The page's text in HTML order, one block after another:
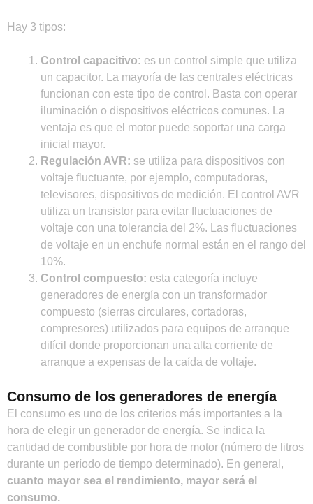
Hay 3 tipos:
Control capacitivo: es un control simple que utiliza
un capacitor. La mayoría de las centrales eléctricas
funcionan con este tipo de control. Basta con operar
iluminación o dispositivos eléctricos comunes. La
ventaja es que el motor puede soportar una carga
inicial mayor.
Regulación AVR: se utiliza para dispositivos con
voltaje fluctuante, por ejemplo, computadoras,
televisores, dispositivos de medición. El control AVR
utiliza un transistor para evitar fluctuaciones de
voltaje con una tolerancia del 2%. Las fluctuaciones
de voltaje en un enchufe normal están en el rango del
10%.
Control compuesto: esta categoría incluye
generadores de energía con un transformador
compuesto (sierras circulares, cortadoras,
compresores) utilizados para equipos de arranque
difícil donde proporcionan una alta corriente de
arranque a expensas de la caída de voltaje.
Consumo de los generadores de energía
El consumo es uno de los criterios más importantes a la
hora de elegir un generador de energía. Se indica la
cantidad de combustible por hora de motor (número de litros
durante un período de tiempo determinado). En general,
cuanto mayor sea el rendimiento, mayor será el
consumo.